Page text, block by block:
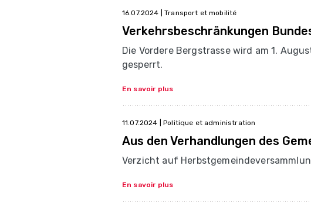
16.07.2024 | Transport et mobilité
Verkehrsbeschränkungen
Die Vordere Bergstrasse wird am 1.
gesperrt.
En savoir plus
11.07.2024 | Politique et administration
Aus den Verhandlungen des
Verzicht auf
En savoir plus